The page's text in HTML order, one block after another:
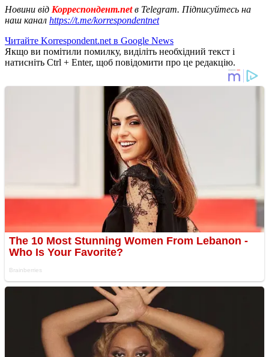
Новини від Корреспондент.netв Telegram. Підписуйтесь на
наш канал https://t.me/korrespondentnet
Читайте Korrespondent.net в Google News
Якщо ви помітили помилку, виділіть необхідний текст і
натисніть Ctrl + Enter, щоб повідомити про це редакцію.